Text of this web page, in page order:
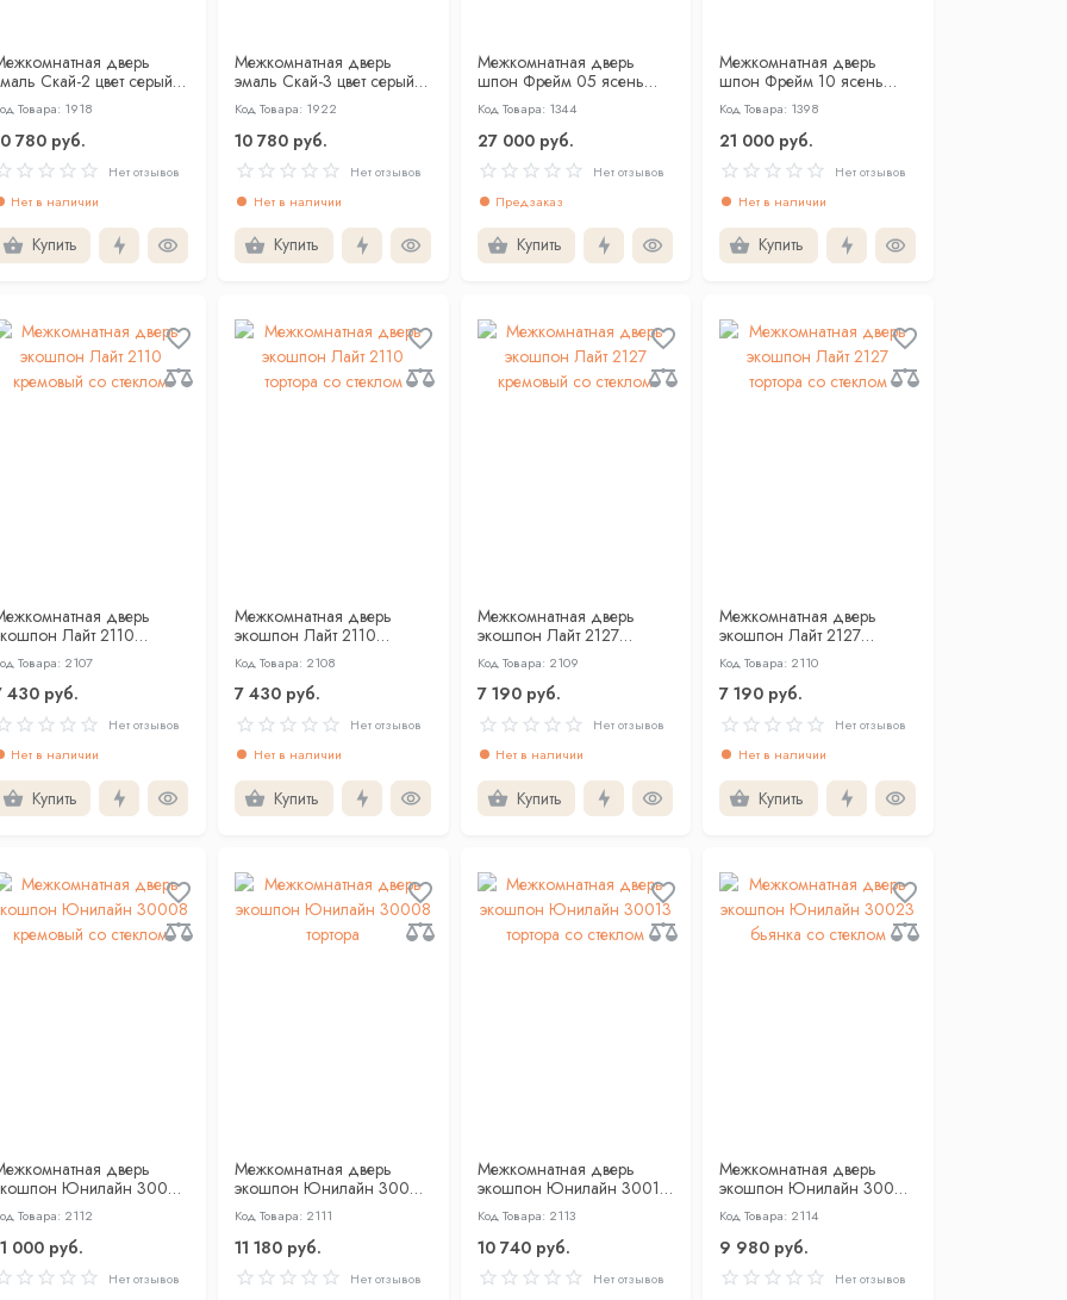
дверь
Скай-2 цвет серый
Товара: 1918
780 руб.
Нет отзывов
Нет в наличии
Купить
Межкомнатная дверь
эмаль Скай-3 цвет серый
глухая
Код Товара: 1922
10 780 руб.
Нет отзывов
Нет в наличии
Купить
Межкомнатная дверь
шпон Фрейм 05 ясень
слоновая кость патина
золото глухая
Код Товара: 1344
27 000 руб.
Нет отзывов
Предзаказ
Купить
Межкомнатная дверь
шпон Фрейм 10 ясень
белоснежный глухая
Код Товара: 1398
21 000 руб.
Нет отзывов
Нет в наличии
Купить
дверь
Лайт 2110
со стеклом
Товара: 2107
430 руб.
Нет отзывов
Нет в наличии
Купить
Межкомнатная дверь
экошпон Лайт 2110
тортора со стеклом
Код Товара: 2108
7 430 руб.
Нет отзывов
Нет в наличии
Купить
Межкомнатная дверь
экошпон Лайт 2127
кремовый со стеклом
Код Товара: 2109
7 190 руб.
Нет отзывов
Нет в наличии
Купить
Межкомнатная дверь
экошпон Лайт 2127
тортора со стеклом
Код Товара: 2110
7 190 руб.
Нет отзывов
Нет в наличии
Купить
дверь
Юнилайн 30008
со стеклом
Товара: 2112
000 руб.
Нет отзывов
Межкомнатная дверь
экошпон Юнилайн 30008
тортора
Код Товара: 2111
11 180 руб.
Нет отзывов
Межкомнатная дверь
экошпон Юнилайн 30013
тортора со стеклом
Код Товара: 2113
10 740 руб.
Нет отзывов
Межкомнатная дверь
экошпон Юнилайн 30023
бьянка со стеклом
Код Товара: 2114
9 980 руб.
Нет отзывов